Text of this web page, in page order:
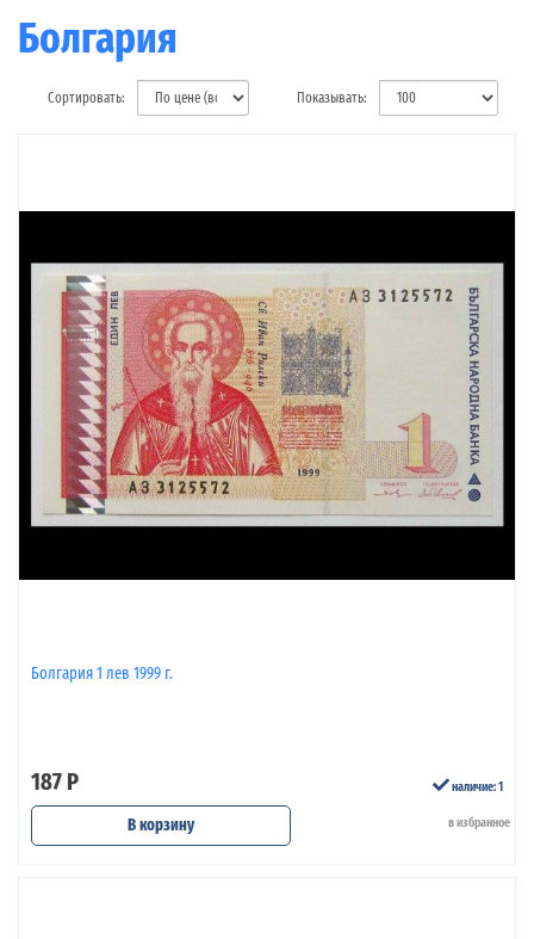
Болгария
Сортировать: Показывать:
Болгария 1 лев 1999 г.
187 Р наличие: 1
В корзину в избранное